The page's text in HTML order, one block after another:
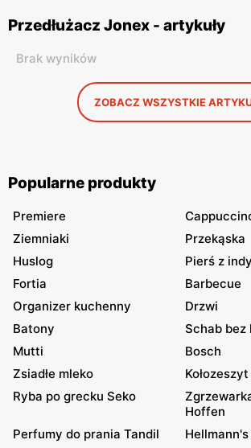
Przedłużacz Jonex - artykuły
Brak wyników
ZOBACZ WSZYSTKIE
Popularne produkty
Premiere
Ziemniaki
Przekąska
Huslog
Pierś z
Fortia
Barbecue
Organizer kuchenny
Drzwi
Batony
Schab bez
Mutti
Bosch
Zsiadłe mleko
Ryba po grecku Seko
Hoffen
Perfumy do prania Tandil
Hellmann's